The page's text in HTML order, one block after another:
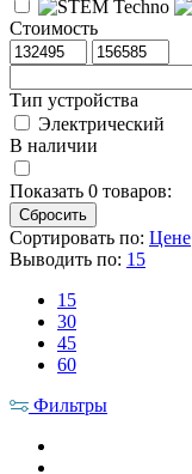
Стоимость
Тип устройства
Электрический
В наличии
Показать 0 товаров:
Сортировать по: Цене
Выводить по: 15
15
30
45
60
Фильтры